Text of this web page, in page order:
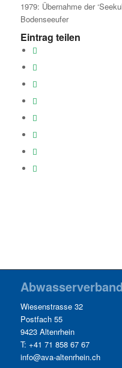
1979: Übernahme der
Bodenseeufer
Eintrag teilen
Wiesenstrasse 32
Postfach 55
9423 Altenrhein
T: +41 71 858 67 67
info@ava-altenrhein.ch